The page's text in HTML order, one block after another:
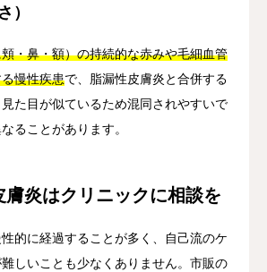
）
・鼻・額）の持続的な赤みや毛細血管
慢性疾患で、脂漏性皮膚炎と合併する
た目が似ているため混同されやすいで
ることがあります。
膚炎はクリニックに相談を
的に経過することが多く、自己流のケ
しいことも少なくありません。市販の